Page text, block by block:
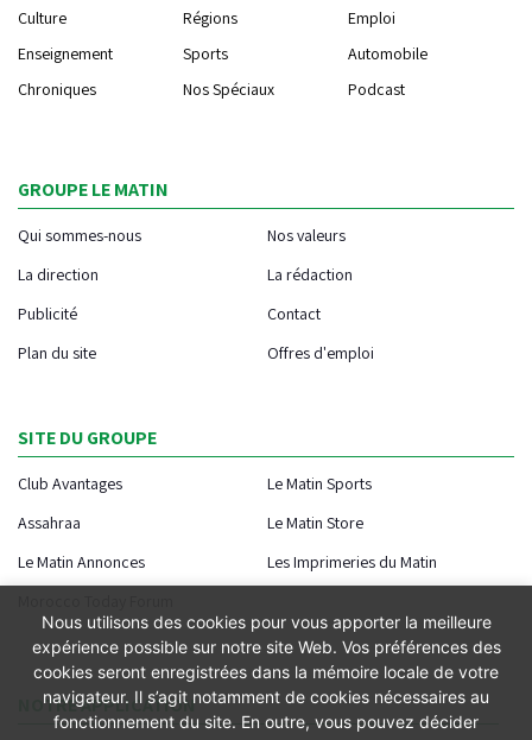
Culture
Régions
Emploi
Enseignement
Sports
Automobile
Chroniques
Nos Spéciaux Podcast
GROUPE LE MATIN
Qui sommes-nous
Nos valeurs
La direction
La rédaction
Publicité
Contact
Plan du site
Offres d'emploi
SITE DU GROUPE
Club Avantages
Le Matin Sports
Assahraa
Le Matin Store
Le Matin Annonces
Les Imprimeries du Matin
NOTRE APPLICATION
Nous utilisons des cookies pour vous apporter la meilleure
expérience possible sur notre site Web. Vos préférences des
cookies seront enregistrées dans la mémoire locale de votre
navigateur. Il s’agit notamment de cookies nécessaires au
fonctionnement du site. En outre, vous pouvez décider